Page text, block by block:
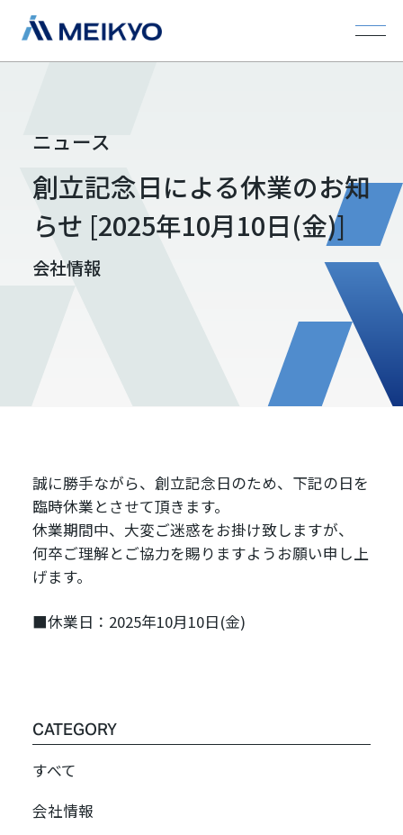
ニュース
創立記念日による休業のお知
らせ [2025年10月10日(金)]
会社情報
誠に勝手ながら、創立記念日のため、下記の日を
臨時休業とさせて頂きます。
休業期間中、大変ご迷惑をお掛け致しますが、
何卒ご理解とご協力を賜りますようお願い申し上
げます。
■休業日：2025年10月10日(金)
CATEGORY
すべて
会社情報